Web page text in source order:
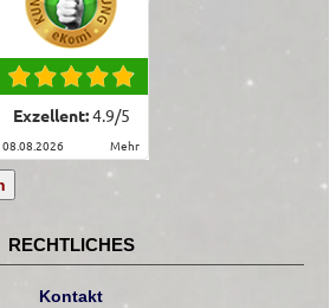
Exzellent:4.9/5
08.08.2026 mehr
RECHTLICHES
Kontakt